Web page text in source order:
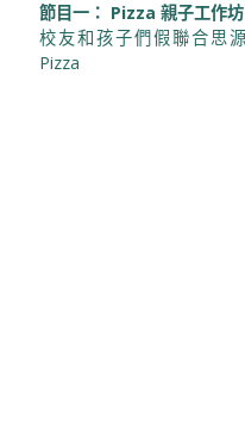
節目一： Pizza 親子工作坊
校友和孩子們假聯合思
Pizza